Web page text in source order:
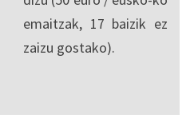
emaitzak, 17 baizik ez
zaizu gostako).